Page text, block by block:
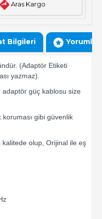
Aras Kargo
Bilgileri Yorumlar
(Adaptör Etiketi
yazmaz).
güç kablosu size
koruması gibi güvenlik
kalitede olup, Orijinal ile eş